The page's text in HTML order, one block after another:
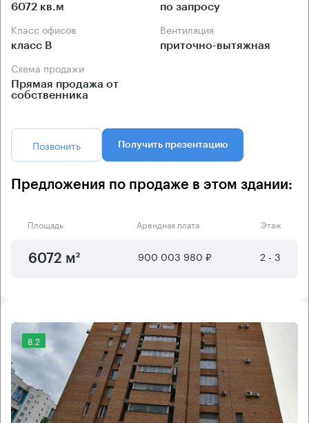
6072 кв.м по запросу
Класс офисов
класс B
Вентиляция
приточно-вытяжная
Схема продажи
Прямая продажа от
собственника
Позвонить Получить презентацию
Предложения по продаже в этом здании:
Площадь Арендная плата Этаж
6072 м² 900 003 980 ₽ 2 - 3
8.2